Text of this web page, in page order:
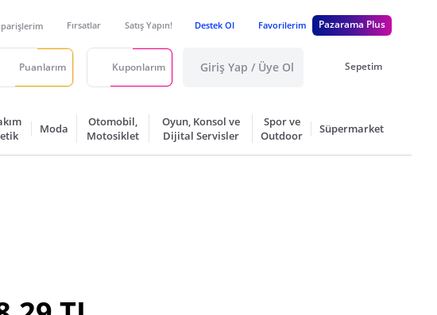
Fırsatlar Satış Yapın! Destek Ol Favorilerim Pazarama Plus
Puanlarım Kuponlarım Giriş Yap / Üye Ol Sepetim
Moda
Otomobil,
Motosiklet
Oyun, Konsol ve
Dijital Servisler
Spor ve
Outdoor
Süpermarket